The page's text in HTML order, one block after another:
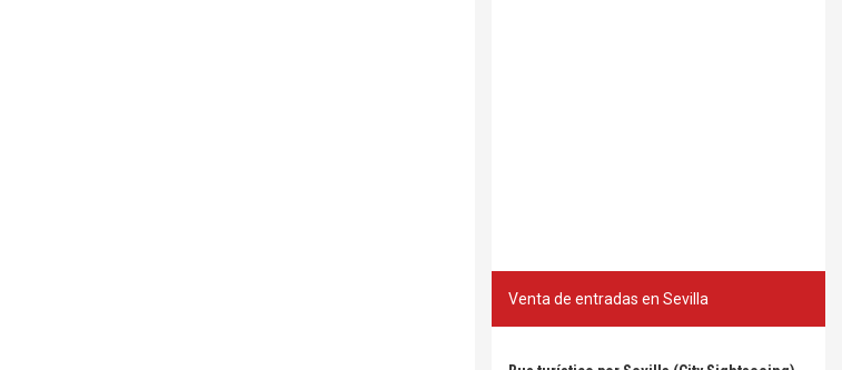
Venta de entradas en Sevilla